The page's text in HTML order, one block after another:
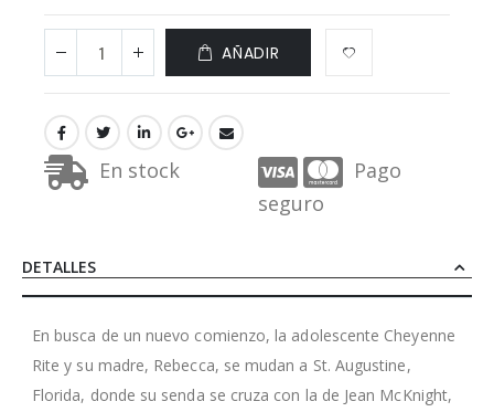
AÑADIR
En stock
Pago
seguro
DETALLES
En busca de un nuevo comienzo, la adolescente Cheyenne
Rite y su madre, Rebecca, se mudan a St. Augustine,
Florida, donde su senda se cruza con la de Jean McKnight,